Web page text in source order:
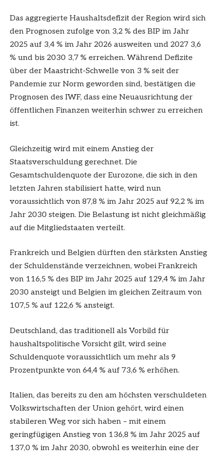
Das aggregierte Haushaltsdefizit der Region wird sich
den Prognosen zufolge von 3,2 % des BIP im Jahr
2025 auf 3,4 % im Jahr 2026 ausweiten und 2027 3,6
% und bis 2030 3,7 % erreichen. Während Defizite
über der Maastricht-Schwelle von 3 % seit der
Pandemie zur Norm geworden sind, bestätigen die
Prognosen des IWF, dass eine Neuausrichtung der
öffentlichen Finanzen weiterhin schwer zu erreichen
ist.
Gleichzeitig wird mit einem Anstieg der
Staatsverschuldung gerechnet. Die
Gesamtschuldenquote der Eurozone, die sich in den
letzten Jahren stabilisiert hatte, wird nun
voraussichtlich von 87,8 % im Jahr 2025 auf 92,2 % im
Jahr 2030 steigen. Die Belastung ist nicht gleichmäßig
auf die Mitgliedstaaten verteilt.
Frankreich und Belgien dürften den stärksten Anstieg
der Schuldenstände verzeichnen, wobei Frankreich
von 116,5 % des BIP im Jahr 2025 auf 129,4 % im Jahr
2030 ansteigt und Belgien im gleichen Zeitraum von
107,5 % auf 122,6 % ansteigt.
Deutschland, das traditionell als Vorbild für
haushaltspolitische Vorsicht gilt, wird seine
Schuldenquote voraussichtlich um mehr als 9
Prozentpunkte von 64,4 % auf 73,6 % erhöhen.
Italien, das bereits zu den am höchsten verschuldeten
Volkswirtschaften der Union gehört, wird einen
stabileren Weg vor sich haben – mit einem
geringfügigen Anstieg von 136,8 % im Jahr 2025 auf
137,0 % im Jahr 2030, obwohl es weiterhin eine der